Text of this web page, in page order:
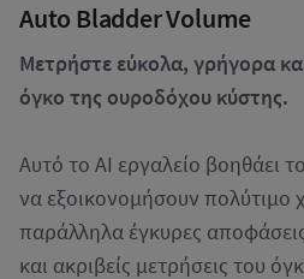
Auto Bladder Volume
Μετρήστε εύκολα, γρήγορα
όγκο της ουροδόχου κύστης.
Αυτό το ΑΙ εργαλείο βοηθάει
να εξοικονομήσουν πολύτιμο
παράλληλα έγκυρες
και ακριβείς μετρήσεις του